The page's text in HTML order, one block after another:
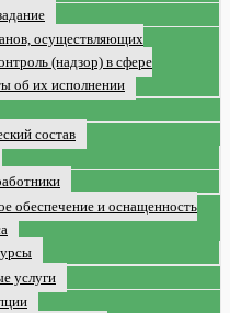
осуществляющих
(надзор) в сфере
об их исполнении
состав
обеспечение и оснащенность
услуги